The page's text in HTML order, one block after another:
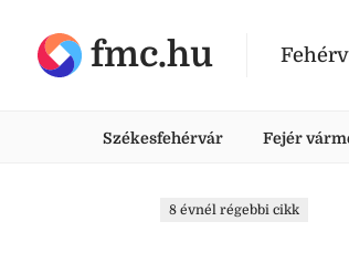
fmc.hu
Székesfehérvár Fejér
8 évnél régebbi cikk